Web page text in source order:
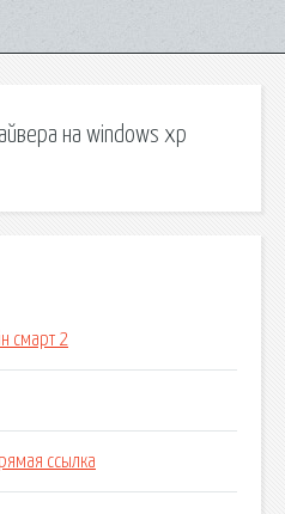
на windows xp
смарт 2
ссылка